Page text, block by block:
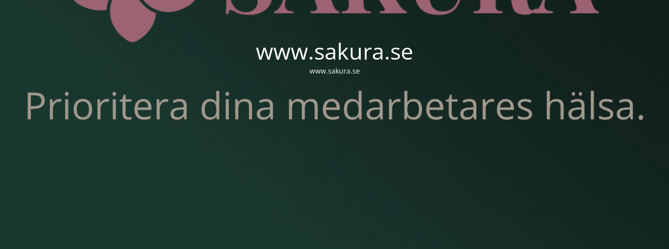
www.sakura.se
www.sakura.se